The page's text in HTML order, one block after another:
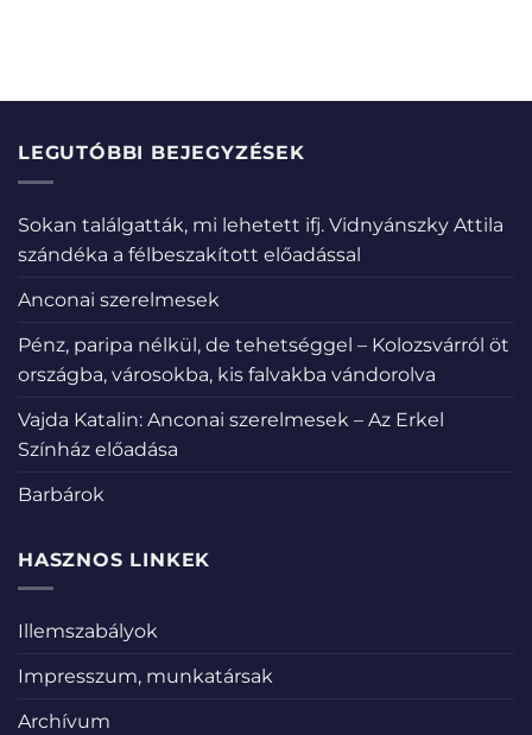
LEGUTÓBBI BEJEGYZÉSEK
Sokan találgatták, mi lehetett ifj. Vidnyánszky Attila
szándéka a félbeszakított előadással
Anconai szerelmesek
Pénz, paripa nélkül, de tehetséggel – Kolozsvárról öt
országba, városokba, kis falvakba vándorolva
Vajda Katalin: Anconai szerelmesek – Az Erkel
Színház előadása
Barbárok
HASZNOS LINKEK
Illemszabályok
Impresszum, munkatársak
Archívum